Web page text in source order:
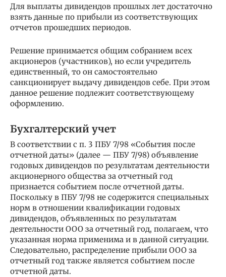
Для выплаты дивидендов прошлых лет достаточно
взять данные по прибыли из соответствующих
отчетов прошедших периодов.
Решение принимается общим собранием всех
акционеров (участников), но если учредитель
единственный, то он самостоятельно
санкционирует выдачу дивидендов себе. При этом
данное решение подлежит соответствующему
оформлению.
Бухгалтерский учет
В соответствии с п. 3 ПБУ 7/98 «События после
отчетной даты» (далее — ПБУ 7/98) объявление
годовых дивидендов по результатам деятельности
акционерного общества за отчетный год
признается событием после отчетной даты.
Поскольку в ПБУ 7/98 не содержится специальных
норм в отношении квалификации годовых
дивидендов, объявленных по результатам
деятельности ООО за отчетный год, полагаем, что
указанная норма применима и в данной ситуации.
Следовательно, распределение прибыли ООО за
отчетный год также является событием после
отчетной даты.